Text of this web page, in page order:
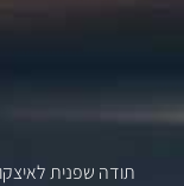
תודה שפנית